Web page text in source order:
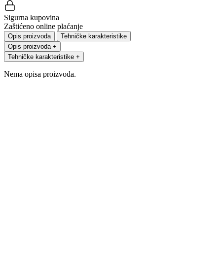
Sigurna kupovina
Zaštićeno online plaćanje
Opis proizvoda
Tehničke karakteristike
Opis proizvoda +
Tehničke karakteristike +
Nema opisa proizvoda.